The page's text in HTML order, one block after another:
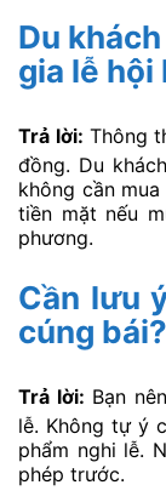
Du
gia lễ hội
Trả lời: Thông
đồng. Du
không cần
tiền mặt nếu
phương.
Cần lưu
cúng bái?
Trả lời: Bạn
lễ. Không tự ý
phẩm nghi lễ.
phép trước.